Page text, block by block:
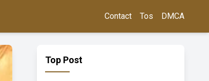
Contact Tos DMCA
Top Post